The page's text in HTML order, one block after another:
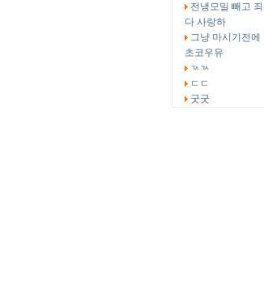
전냉모밀 빼고 죄
다 사랑하
그냥 마시기전에
초코우유
ㄳㄳ
ㄷㄷ
굿굿